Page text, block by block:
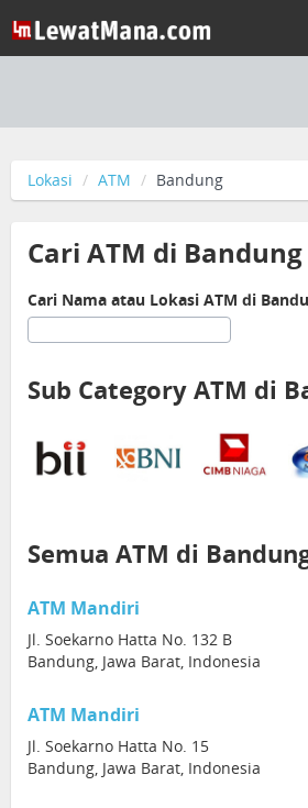
Lokasi ATM Bandung
Cari ATM di Bandung
Cari Nama atau Lokasi ATM di
Sub Category ATM di
Semua ATM di
ATM Mandiri
Jl. Soekarno Hatta No. 132 B
Bandung, Jawa Barat, Indonesia
ATM Mandiri
Jl. Soekarno Hatta No. 15
Bandung, Jawa Barat, Indonesia